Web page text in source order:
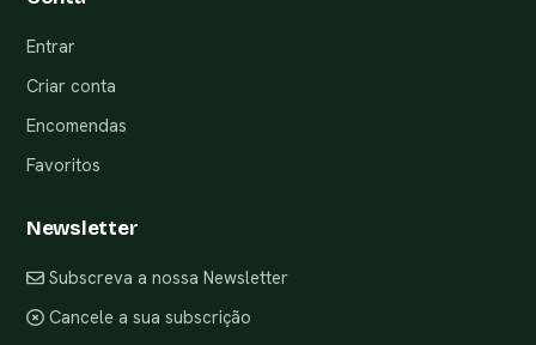
Entrar
Criar conta
Encomendas
Favoritos
Newsletter
Subscreva a nossa Newsletter
Cancele a sua subscrição